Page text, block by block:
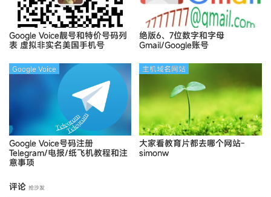
Google Voice靓号和特价号码列
表 虚拟非实名美国手机号
绝版6、7位数字和字母
Gmail/Google账号
Google Voice号码注册
Telegram/电报/纸飞机教程和注
意事项
Google Voice
大家看教育片都去哪个网站-
simonw
主机域名网站
评论 抢沙发